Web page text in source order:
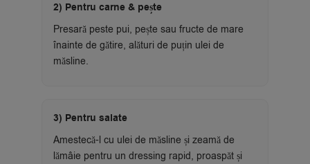
2) Pentru carne & pește
Presară peste pui, pește sau fructe de mare
înainte de gătire, alături de puțin ulei de
măsline.
3) Pentru salate
Amestecă-l cu ulei de măsline și zeamă de
lămâie pentru un dressing rapid, proaspăt și